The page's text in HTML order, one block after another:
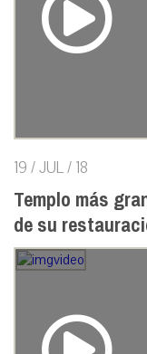
19 / JUL / 18
Templo más
de su